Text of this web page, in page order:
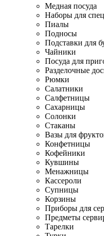
Медная посуда
Наборы для
Пиалы
Подносы
Подставки для
Чайники
Посуда для
Разделочные
Рюмки
Салатники
Салфетницы
Сахарницы
Солонки
Стаканы
Вазы для
Конфетницы
Кофейники
Кувшины
Менажницы
Кассероли
Супницы
Корзины
Приборы для
Предметы
Тарелки